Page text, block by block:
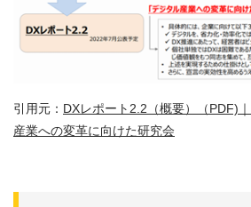
引用元： DXレポート2.2（概要）（PDF)
産業への変革に向けた研究会